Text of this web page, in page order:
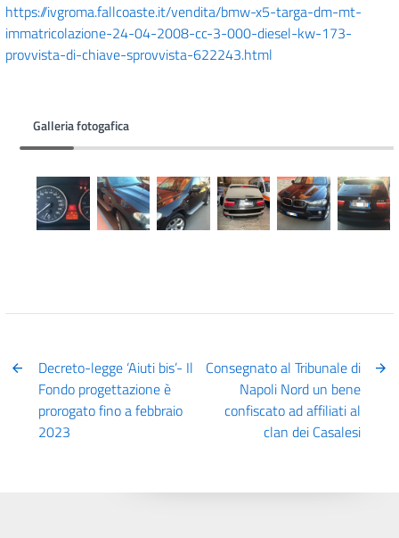
https://ivgroma.fallcoaste.it/vendita/bmw-x5-targa-dm-mt-
immatricolazione-24-04-2008-cc-3-000-diesel-kw-173-
provvista-di-chiave-sprovvista-622243.html
Galleria fotogafica
Decreto-legge ‘Aiuti bis’- Il
Fondo progettazione è
prorogato fino a febbraio
2023
Consegnato al Tribunale di
Napoli Nord un bene
confiscato ad affiliati al
clan dei Casalesi